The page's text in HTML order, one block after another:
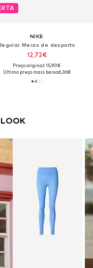
NIKE
Meias de desporto
12,72€
Preço original: 15,90€
Último preço mais baixo:6,36€